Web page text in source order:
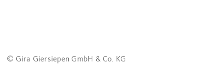
© Gira Giersiepen GmbH & Co. KG